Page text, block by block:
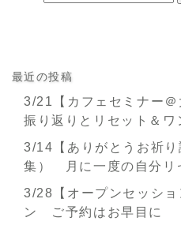
最近の投稿
3/21【カフェセミナー
振り返りとリセット＆ワ
3/14【ありがとうお祈
集） 月に一度の自分リ
3/28【オープンセッシ
ン ご予約はお早目に